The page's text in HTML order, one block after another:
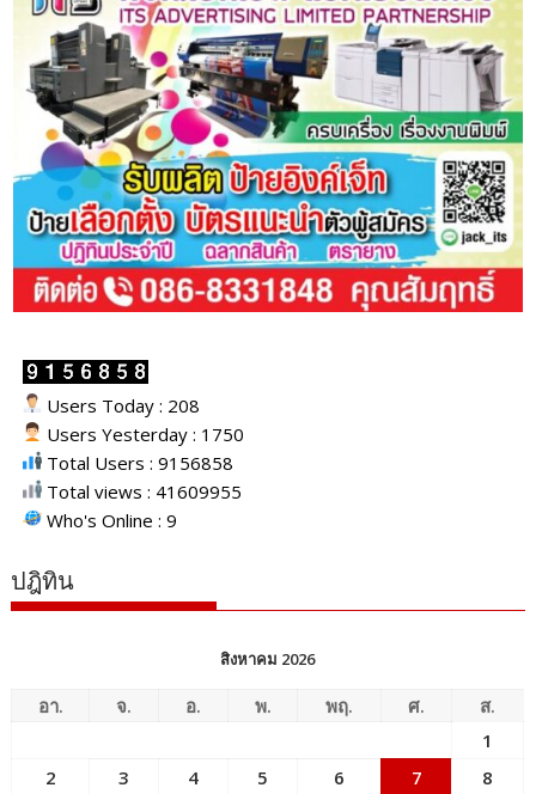
Users Today : 208
Users Yesterday : 1750
Total Users : 9156858
Total views : 41609955
Who's Online : 9
ปฎิทิน
สิงหาคม 2026
อา. จ. อ. พ. พฤ. ศ.
ส.
1
2
3 4 5 6 7
8